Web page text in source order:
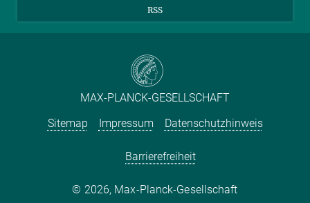
RSS
MAX-PLANCK-GESELLSCHAFT
Sitemap
Impressum Datenschutzhinweis
Barrierefreiheit
2026, Max-Planck-Gesellschaft